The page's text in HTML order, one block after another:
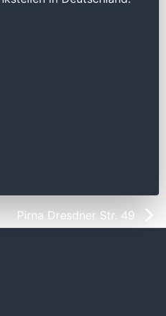
Pirna Dresdner Str. 49